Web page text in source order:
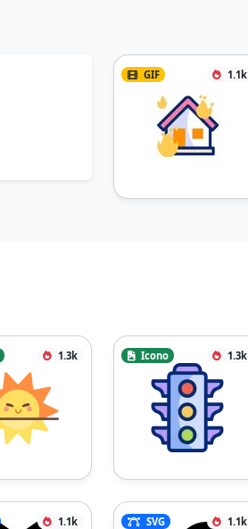
GIF 1.1k
1.3k Icono 1.3k
1.1k SVG 1.1k